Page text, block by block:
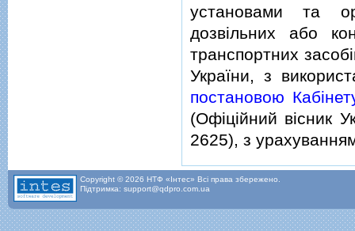
установами та
дозвiльних або
транспортних
України, з
постановою
(Офiцiйний вiсник
2625), з
Copyright © 2026 НТФ «Інтес» Всі права збережено.
Підтримка: support@qdpro.com.ua